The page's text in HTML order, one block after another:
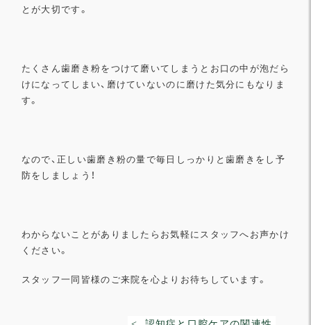
とが大切です。
たくさん歯磨き粉をつけて磨いてしまうとお口の中が泡だら
けにな ってしまい、磨けていないのに磨けた気分にもなりま
す。
なので、正しい歯磨き粉の量で毎日しっかりと歯磨きをし予
防をしましょう ！
わからないことがありましたらお気軽にスタッフへお声かけ
くださ い。
スタッフ一同皆様のご来院を心よりお待ちしています。